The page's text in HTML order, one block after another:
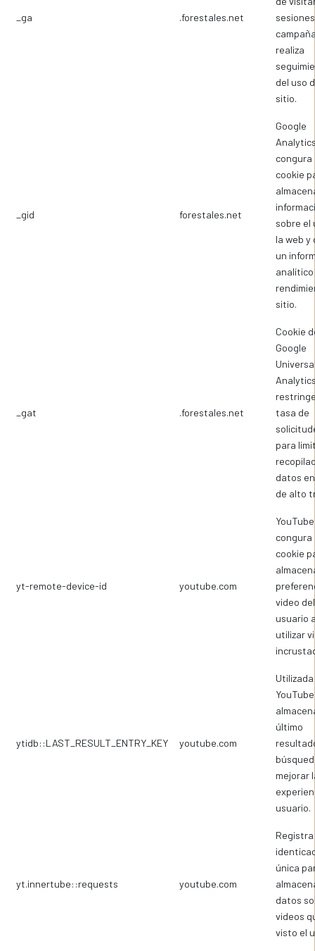
_ga .forestales.net
realiza
del uso
sitio.
_gid forestales.net
Google
cookie
sobre el
la web y
un
sitio.
_gat .forestales.net
Cookie
Google
tasa de
para
datos
de alto
yt-remote-device-id youtube.com
YouTube
cookie
video del
usuario
utilizar
ytidb::LAST_RESULT_ENTRY_KEY youtube.com
último
mejorar
usuario.
yt.innertube::requests youtube.com
única
datos
videos
visto el